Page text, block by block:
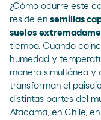
¿Cómo ocurre este
reside en semillas
suelos
tiempo. Cuando
humedad y
manera simultánea y
transforman el
distintas partes del
Atacama , en Chile,